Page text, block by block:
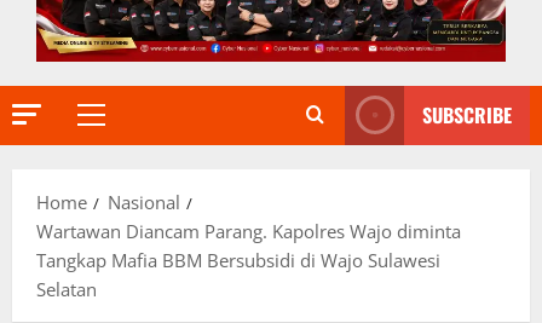
Primary
SUBSCRIBE
Home
Nasional
Wartawan Diancam Parang. Kapolres Wajo diminta
Tangkap Mafia BBM Bersubsidi di Wajo Sulawesi
Selatan